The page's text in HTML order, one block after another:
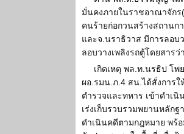
มั่นคงภายในราชอาณาจักร
คนร้ายก่อกวนสร้างสถาน
และจ.นราธิวาส มีการลอบ
ลอบวางเพลิงรถตู้โดยสารว่
เกิดเหตุ พล.ท.นรธิป โ
ผอ.รมน.ภ.4 สน.ได้สั่งการ
ตำรวจและทหาร เข้าดำเ
เร่งเก็บรวบรวมพยานหลัก
ดำเนินคดีตามกฎหมาย พร้